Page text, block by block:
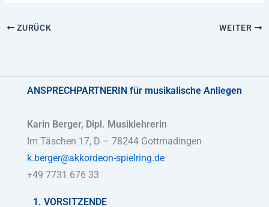
ZURÜCK WEITER
ANSPRECHPARTNERIN für musikalische Anliegen
Karin Berger, Dipl. Musiklehrerin
Im Täschen 17, D – 78244 Gottmadingen
k.berger@akkordeon-spielring.de
+49 7731 676 33
1. VORSITZENDE